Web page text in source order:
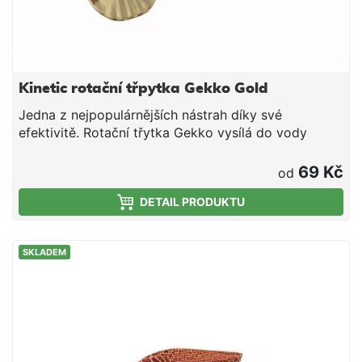
Kinetic rotační třpytka Gekko Gold
Jedna z nejpopulárnějších nástrah díky své
efektivitě. Rotační třytka Gekko vysílá do vody
vyvolává zuřivé záběry od ryb. Rotační list chodí v
úhlu 30°, což eliminuje kroucení vlasce a umožní
vám vést rotačku jak přímo pod hladinou, tak
Trojháček s oválným obloučkem - chemicky ostřený
od 69 Kč
DETAIL PRODUKTU
SKLADEM